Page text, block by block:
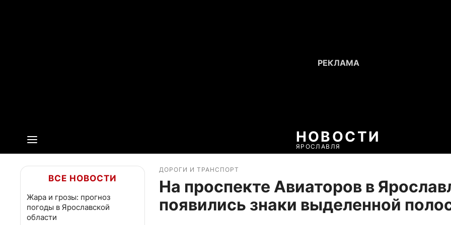
НОВОСТИ
ЯРОСЛАВЛЯ
ВСЕ НОВОСТИ
Жара и грозы: прогноз
погоды в Ярославской
области
ДОРОГИ И ТРАНСПОРТ
На проспекте Авиаторов в
появились знаки выделенной